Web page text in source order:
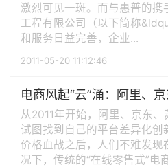
激烈可见一斑。而与惠普的
工程有限公司（以下简称
和服务日益完善，企业...
2011-05-20 11:12:46
电商风起“云”涌：阿里、
从2011年开始，阿里、京东
试图找到自己的平台差异化
价格血战之后，人们不难发
况下，传统的“在线零售式”电